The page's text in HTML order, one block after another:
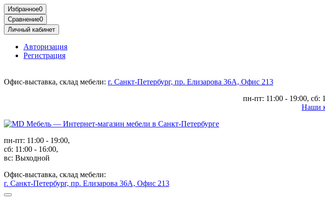
Избранное0
Сравнение0
Личный кабинет
Авторизация
Регистрация
Офис-выставка, склад мебели: г. Санкт-Петербург, пр. Елизарова 36А, Офис 213
пн-пт: 11:00 - 19:00, сб:
Наши
пн-пт: 11:00 - 19:00,
сб: 11:00 - 16:00,
вс: Выходной
Офис-выставка, склад мебели:
г. Санкт-Петербург, пр. Елизарова 36А, Офис 213